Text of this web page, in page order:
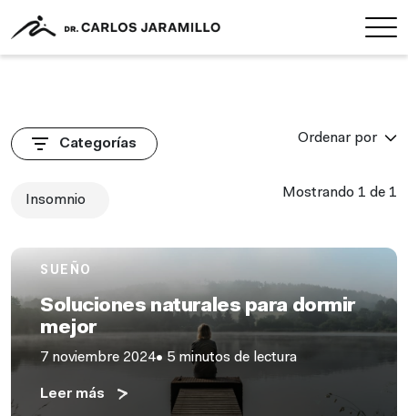
Categorías Ordenar por
Insomnio Mostrando 1 de 1
SUEÑO
Soluciones naturales para dormir
mejor
7 noviembre 2024• 5 minutos de lectura
Leer más